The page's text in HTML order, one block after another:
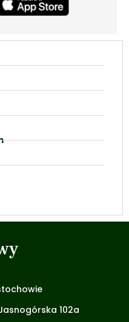
102a